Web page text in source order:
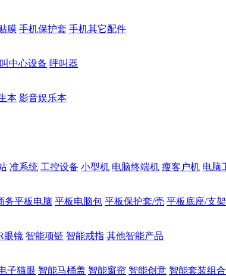
膜 手机保护套 手机其它配件
中心设备 呼叫器
本 影音娱乐本
准系统 工控设备 小型机 电脑终端机 瘦客户机 电脑
务平板电脑 平板电脑包 平板保护套/壳 平板底座/支架
眼镜 智能项链 智能戒指 其他智能产品
子猫眼 智能马桶盖 智能窗帘 智能创意 智能套装组合